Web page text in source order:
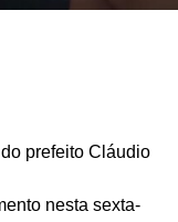
prefeito Cláudio
nesta sexta-